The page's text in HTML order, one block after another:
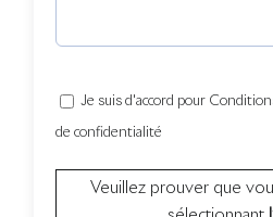
Je suis d'accord pour
de confidentialité
Veuillez prouver que